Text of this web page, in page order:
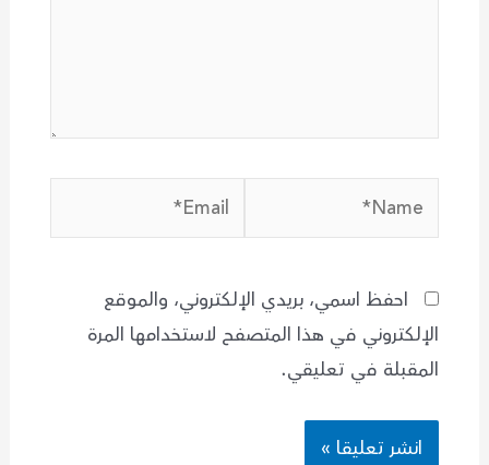
Email*
احفظ اسمي، بريدي الإلكتروني، والموقع
الإلكتروني في هذا المتصفح لاستخدامها المرة
المقبلة في تعليقي.